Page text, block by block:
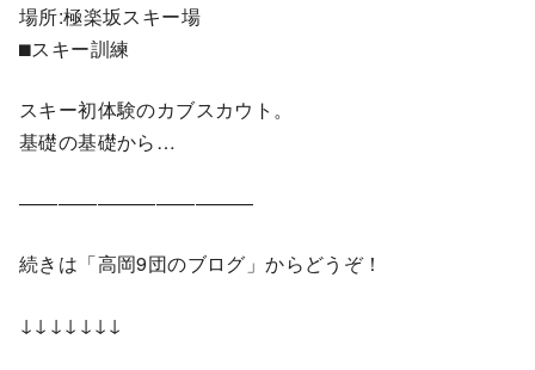
場所:極楽坂スキー場
⬛︎スキー訓練
スキー初体験のカブスカウト。
基礎の基礎から…
————————————
続きは「高岡9団のブログ」からどうぞ！
↓↓↓↓↓↓↓